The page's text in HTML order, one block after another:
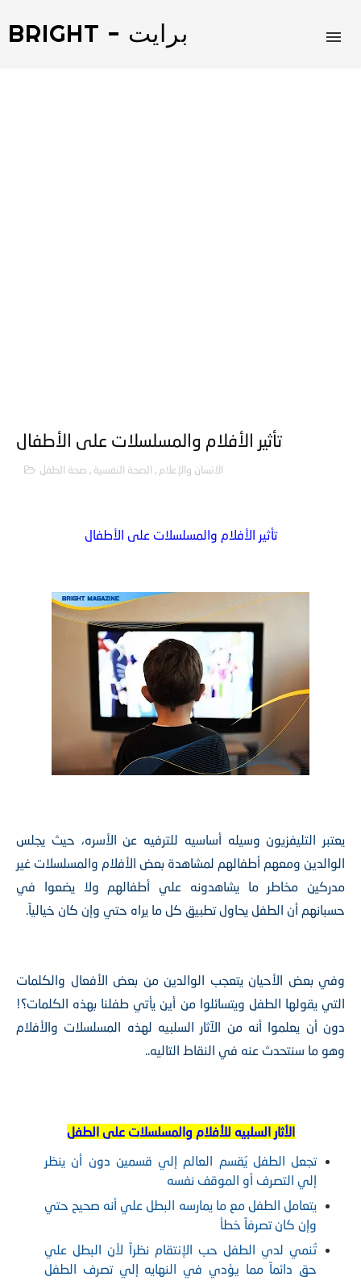
BRIGHT - برايت
تأثير الأفلام والمسلسلات على الأطفال
الانسان والإعلام , الصحة النفسية , صحة الطفل
تأثير الأفلام والمسلسلات على الأطفال
يعتبر التليفزيون وسيله أساسيه للترفيه عن الأسره، حيث يجلس
الوالدين ومعهم أطفالهم لمشاهدة بعض الأفلام والمسلسلات غير
مدركين مخاطر ما يشاهدونه علي أطفالهم ولا يضعوا في
حسبانهم أن الطفل يحاول تطبيق كل ما يراه حتي وإن كان خيالياً.
وفي بعض الأحيان يتعجب الوالدين من بعض الأفعال والكلمات
التي يقولها الطفل ويتسائلوا من أين يأتي طفلنا بهذه الكلمات؟!
دون أن يعلموا أنه من الآثار السلبيه لهذه المسلسلات والأفلام
وهو ما سنتحدث عنه في النقاط التاليه..
الأثار السلبيه للأفلام والمسلسلات على الطفل
تجعل الطفل يُقسم العالم إلي قسمين دون أن ينظر
إلي التصرف أو الموقف نفسه
يتعامل الطفل مع ما يمارسه البطل علي أنه صحيح حتي
وإن كان تصرفاً خطأ
تُنمي لدي الطفل حب الإنتقام نظراً لأن البطل علي
حق دائماً مما يؤدي في النهايه إلي تصرف الطفل